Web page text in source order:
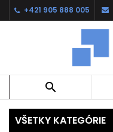
+421 905 888 005

VŠETKY KATEGÓRIE